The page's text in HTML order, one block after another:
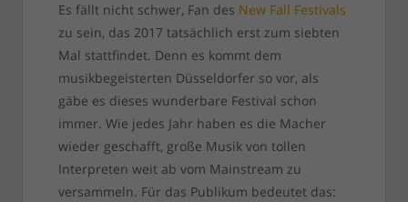
Es fällt nicht schwer, Fan des New Fall Festivals
zu sein, das 2017 tatsächlich erst zum siebten
Mal stattfindet. Denn es kommt dem
musikbegeisterten Düsseldorfer so vor, als
gäbe es dieses wunderbare Festival schon
immer. Wie jedes Jahr haben es die Macher
wieder geschafft, große Musik von tollen
Interpreten weit ab vom Mainstream zu
versammeln. Für das Publikum bedeutet das: